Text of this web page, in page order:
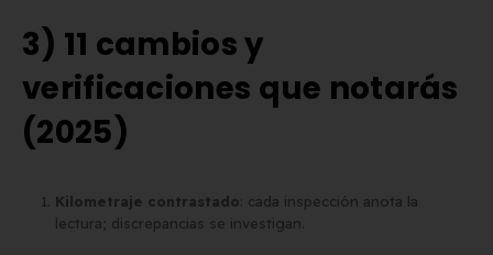
3) 11 cambios y
verificaciones que notarás
(2025)
Kilometraje contrastado : cada inspección anota la
lectura; discrepancias se investigan.